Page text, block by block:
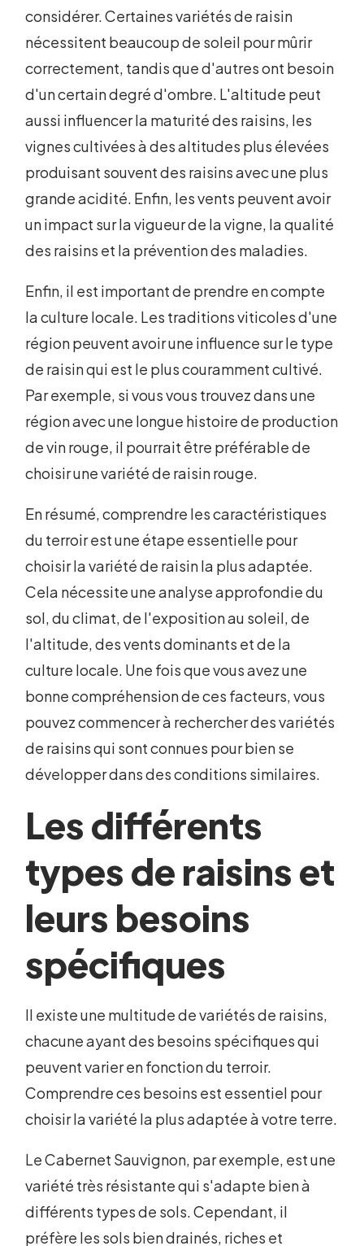
considérer. Certaines variétés de raisin
nécessitent beaucoup de soleil pour mûrir
correctement, tandis que d'autres ont besoin
d'un certain degré d'ombre. L'altitude peut
aussi influencer la maturité des raisins, les
vignes cultivées à des altitudes plus élevées
produisant souvent des raisins avec une plus
grande acidité. Enfin, les vents peuvent avoir
un impact sur la vigueur de la vigne, la qualité
des raisins et la prévention des maladies.
Enfin, il est important de prendre en compte
la culture locale. Les traditions viticoles d'une
région peuvent avoir une influence sur le type
de raisin qui est le plus couramment cultivé.
Par exemple, si vous vous trouvez dans une
région avec une longue histoire de production
de vin rouge, il pourrait être préférable de
choisir une variété de raisin rouge.
En résumé, comprendre les caractéristiques
du terroir est une étape essentielle pour
choisir la variété de raisin la plus adaptée.
Cela nécessite une analyse approfondie du
sol, du climat, de l'exposition au soleil, de
l'altitude, des vents dominants et de la
culture locale. Une fois que vous avez une
bonne compréhension de ces facteurs, vous
pouvez commencer à rechercher des variétés
de raisins qui sont connues pour bien se
développer dans des conditions similaires.
Les différents
types de raisins et
leurs besoins
spécifiques
Il existe une multitude de variétés de raisins,
chacune ayant des besoins spécifiques qui
peuvent varier en fonction du terroir.
Comprendre ces besoins est essentiel pour
choisir la variété la plus adaptée à votre terre.
Le Cabernet Sauvignon, par exemple, est une
variété très résistante qui s'adapte bien à
différents types de sols. Cependant, il
préfère les sols bien drainés, riches et